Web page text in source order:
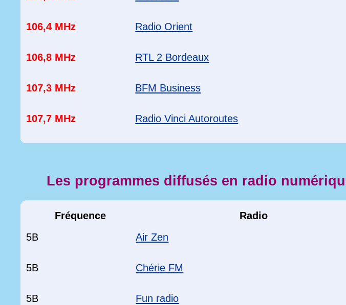
106,4 MHz Radio Orient
106,8 MHz RTL 2 Bordeaux
107,3 MHz BFM Business
107,7 MHz Radio Vinci Autoroutes
Les programmes diffusés en radio
Fréquence Radio
5B
Air Zen
5B Chérie FM
5B Fun radio